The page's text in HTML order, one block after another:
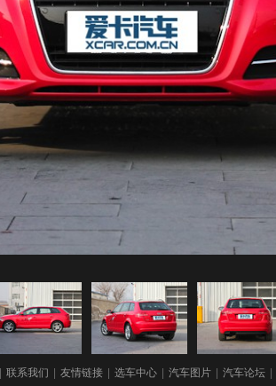
联系我们 友情链接 选车中心 汽车图片 汽车论坛